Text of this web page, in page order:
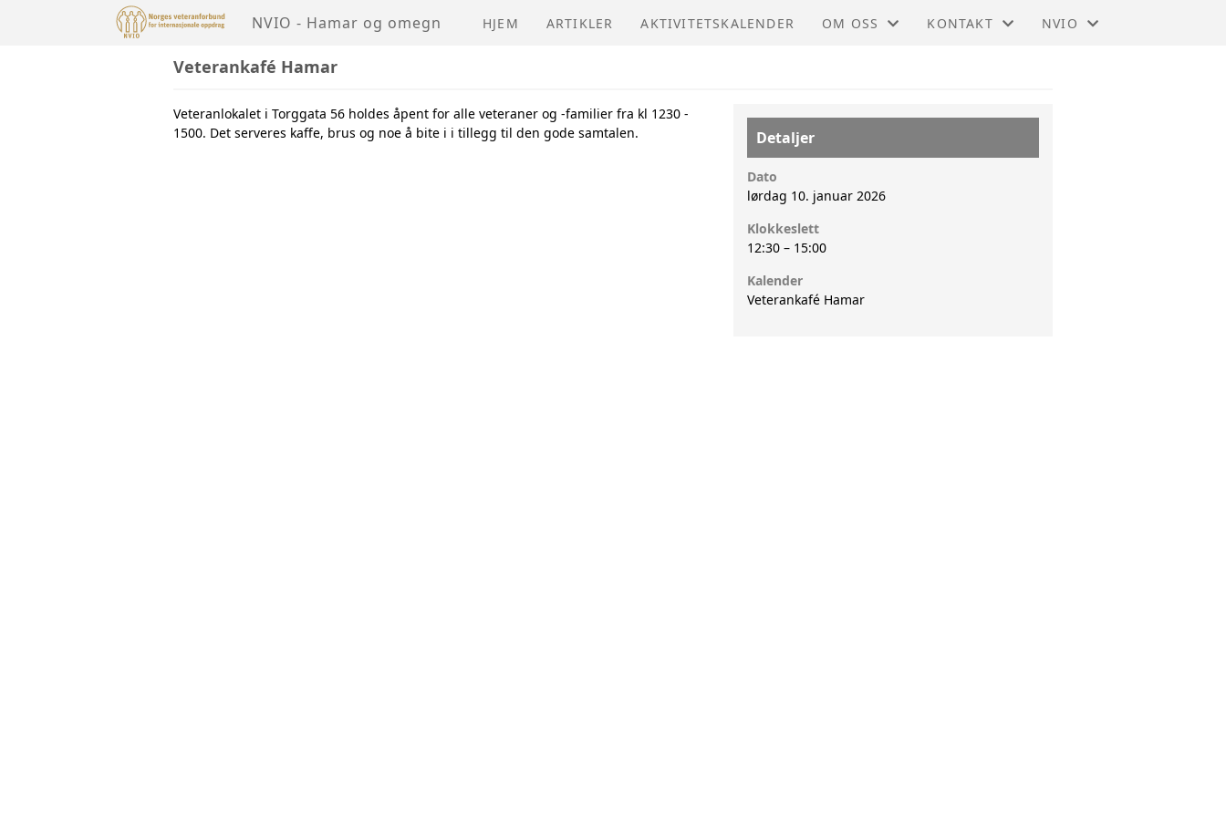
NVIO - Hamar og omegn HJEM ARTIKLER AKTIVITETSKALENDER OM OSS KONTAKT
STYRET
NVIO
Veterankafé Hamar
Veteranlokalet i Torggata 56 holdes åpent for alle veteraner og -familier fra kl 1230 -
1500. Det serveres kaffe, brus og noe å bite i i tillegg til den gode samtalen.
Detaljer
Dato
lørdag 10. januar 2026
Klokkeslett
12:30 – 15:00
Kalender
Veterankafé Hamar